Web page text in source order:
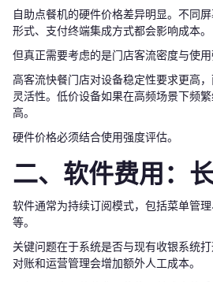
自助点餐机的硬件价格差异明显。不同
形式、支付终端集成方式都会影响成本。
但真正需要考虑的是门店客流密度与使用
高客流快餐门店对设备稳定性要求更高
灵活性。低价设备如果在高频场景下频
高。
硬件价格必须结合使用强度评估。
二、软件费用：
软件通常为持续订阅模式，包括菜单管
等。
关键问题在于系统是否与现有收银系统
对账和运营管理会增加额外人工成本。